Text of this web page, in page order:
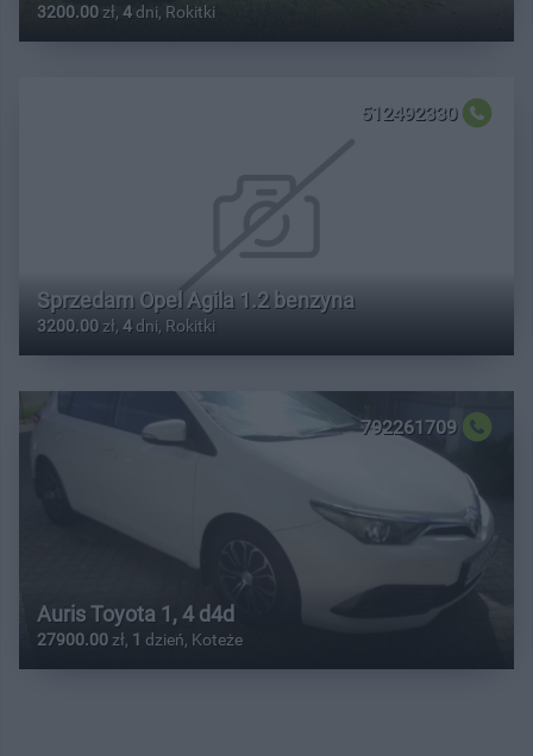
3200.00 zł, 4 dni, Rokitki
512492330
Sprzedam Opel Agila 1.2 benzyna
3200.00 zł, 4dni, Rokitki
792261709
Auris Toyota 1, 4 d4d
27900.00 zł, 1 dzień, Koteże